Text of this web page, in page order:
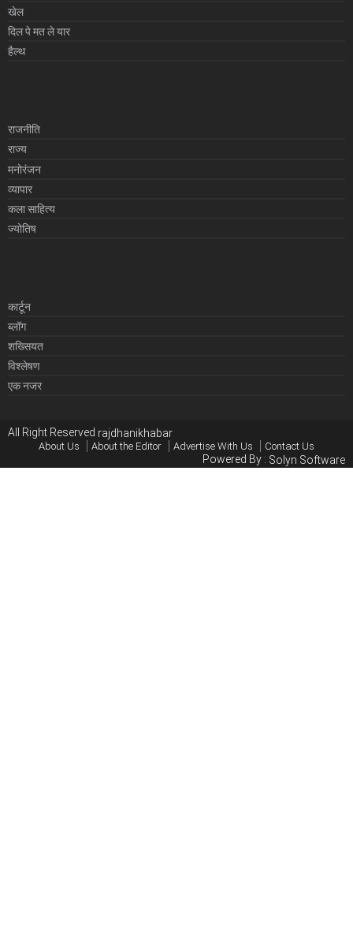
खेल
दिल पे मत ले यार
हैल्थ
राजनीति
राज्य
मनोरंजन
व्यापार
कला साहित्य
ज्योतिष
कार्टून
ब्लॉग
शख्सियत
विश्लेषण
एक नजर
All Right Reserved rajdhanikhabar
About Us About the Editor Advertise With Us Contact Us
Powered By : Solyn Software